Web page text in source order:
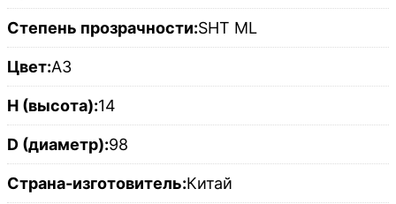
Степень прозрачности:SHT ML
Цвет:A3
H (высота):14
D (диаметр):98
Страна-изготовитель:Китай